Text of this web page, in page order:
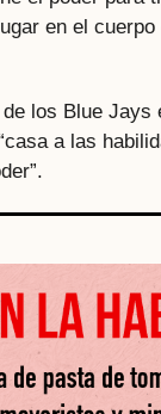
en el
los Blue Jays
a las